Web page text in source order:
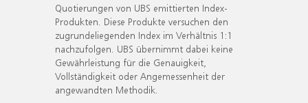
Quotierungen von UBS emittierten Index-
Produkten. Diese Produkte versuchen den
zugrundeliegenden Index im Verhältnis 1:1
nachzufolgen. UBS übernimmt dabei keine
Gewährleistung für die Genauigkeit,
Vollständigkeit oder Angemessenheit der
angewandten Methodik.